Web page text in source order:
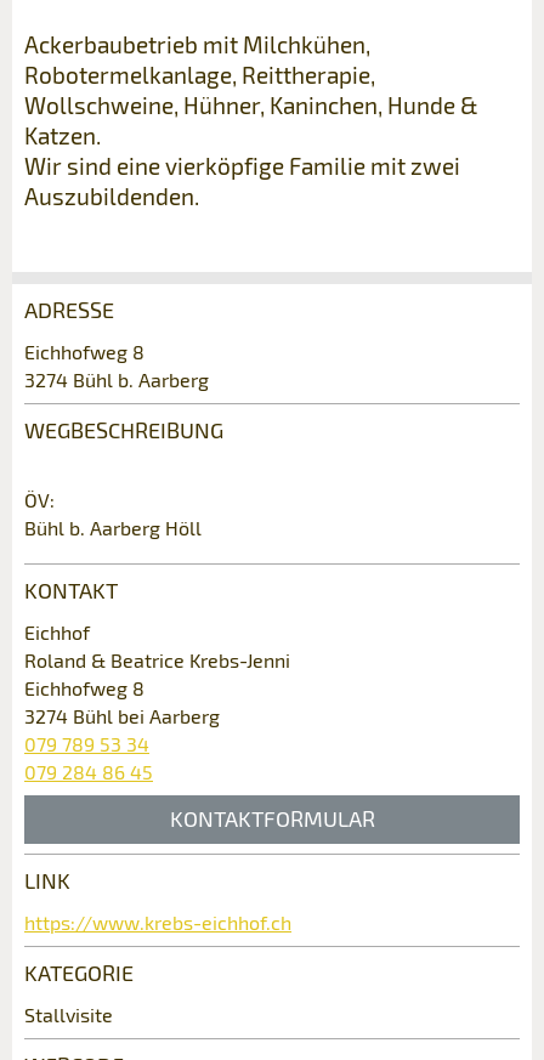
Ackerbaubetrieb mit Milchkühen,
Robotermelkanlage, Reittherapie,
Wollschweine, Hühner, Kaninchen, Hunde &
Katzen.
Wir sind eine vierköpfige Familie mit zwei
Auszubildenden.
Anzeige beanstanden
Ihr Feedback wird sehr geschätzt!
Anzeige unvollständig
Nachricht
* Eingabe erforderlich
Zur Qualitätssicherung wird eine Kopie der E-Mail
Anzeige weiterempfehlen
Empfehlen Sie diese Anzeige an Freunde
weiter.
* Eingabe erforderlich
ANZEIGE WEITEREMPFEHLEN
Schliessen
ADRESSE
Eichhofweg 8
3274 Bühl b. Aarberg
WEGBESCHREIBUNG
ÖV:
Bühl b. Aarberg Höll
KONTAKT
Eichhof
Roland & Beatrice Krebs-Jenni
Eichhofweg 8
3274 Bühl bei Aarberg
079 789 53 34
079 284 86 45
KONTAKTFORMULAR
Kontakt
Verfassen Sie eine Nachricht für die
Kontaktpersonen dieser Anzeige.
LINK
https://www.krebs-eichhof.ch
KATEGORIE
Stallvisite